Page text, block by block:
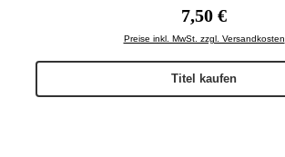
Regulärer Preis:
7,50 €
Preise inkl. MwSt. zzgl. Versandkosten
Titel kaufen